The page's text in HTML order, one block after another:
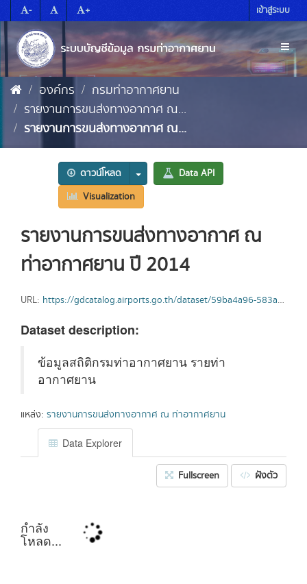
to
content
- + เข้าสู่ระบบ
องค์กร
กรมท่าอากาศยาน
รายงานการขนส่งทางอากาศ ณ...
รายงานการขนส่งทางอากาศ ณ...
ดาวน์โหลด
Data API
Visualization
รายงานการขนส่งทางอากาศ ณ
ท่าอากาศยาน ปี 2014
URL: https://gdcatalog.airports.go.th/dataset/59ba4a96-583a-4c0a-bea7-445bdc7209d6/resource/95cea6a6-f24f-482b-955b-6c18929fc305/download/2014.xlsx
Dataset description:
ข้อมูลสถิติกรมท่าอากาศยาน รายท่า
อากาศยาน
แหล่ง: รายงานการขนส่งทางอากาศ ณ ท่าอากาศยาน
Data Explorer
Fullscreen ฝังตัว